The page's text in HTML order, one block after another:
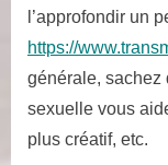
l’approfondir un
https://
générale, sachez
sexuelle vous
plus créatif, etc.